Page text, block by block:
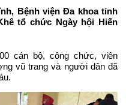
Bệnh viện Đa khoa tỉnh
tổ chức Ngày hội Hiến
cán bộ, công chức, viên
vũ trang và người dân đã